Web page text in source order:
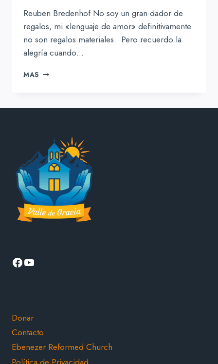
ABUSOS
SEXUALES
Reuben Bredenhof No soy un gran dador de
regalos, mi «lenguaje de amor» definitivamente
no son regalos materiales. Pero recuerdo la
alegría cuando…
MAS ¿POR
Facebook
YouTube
Donar
Contacto
Ebenezer Reformed Church